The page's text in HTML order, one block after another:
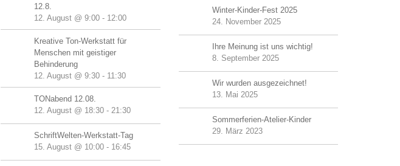
12.8.
12. August @ 9:00 - 12:00
Kreative Ton-Werkstatt für
Menschen mit geistiger
Behinderung
12. August @ 9:30 - 11:30
TONabend 12.08.
12. August @ 18:30 - 21:30
SchriftWelten-Werkstatt-Tag
15. August @ 10:00 - 16:45
Winter-Kinder-Fest 2025
24. November 2025
Ihre Meinung ist uns wichtig!
8. September 2025
Wir wurden ausgezeichnet!
13. Mai 2025
Sommerferien-Atelier-Kinder
29. März 2023